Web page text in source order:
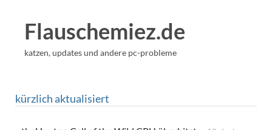
Flauschemiez.de
katzen, updates und andere pc-probleme
kürzlich aktualisiert